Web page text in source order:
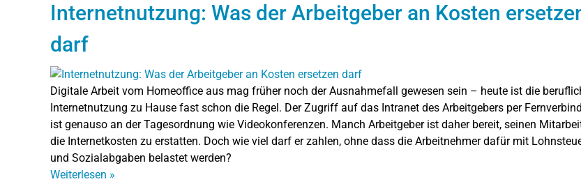
Internetnutzung: Was der Arbeitgeber an Kosten
darf
Digitale Arbeit vom Homeoffice aus mag früher noch der Ausnahmefall gewesen sein – heute ist die
Internetnutzung zu Hause fast schon die Regel. Der Zugriff auf das Intranet des Arbeitgebers per
ist genauso an der Tagesordnung wie Videokonferenzen. Manch Arbeitgeber ist daher bereit, seinen
die Internetkosten zu erstatten. Doch wie viel darf er zahlen, ohne dass die Arbeitnehmer dafür mit
und Sozialabgaben belastet werden?
Weiterlesen »